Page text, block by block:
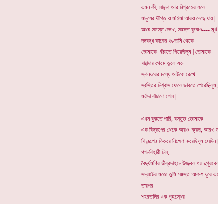
এমন কী, লাঞ্ছনা আর নিগ্রহের ফলে
মানুষের দীপ্তি ও মহিমা আরও বেড়ে যায় |
অথচ সমস্ত দেখে, সমস্ত বুঝেও----
দলবদ্ধ কাকের গুণ্ডামি থেকে
তোমাকে বাঁচাতে গিয়েছিলুম | তোমাকে
বারান্দার থেকে তুলে এনে
স্নানঘরের মধ্যে আটকে রেখে
স্বস্তির নিশ্বাস ফেলে ভাবতে
মর্যাদা বাঁচানো গেল |
এখন বুঝতে পারি, বস্তুত তোমাকে
এক বিদ্রূপের থেকে আরও ক্রুর, আরও
বিদ্রূপের ভিতরে নিক্ষেপ করেছিলুম সেদিন |
গগনবিহারী চিল,
বৈদুর্যমণির তীব্রদাহনে উজ্জ্বল খর
সম্রাটের মতো তুমি সমস্ত আকাশ ঘুরে
তারপর
শহরতলির এক গৃহস্থের